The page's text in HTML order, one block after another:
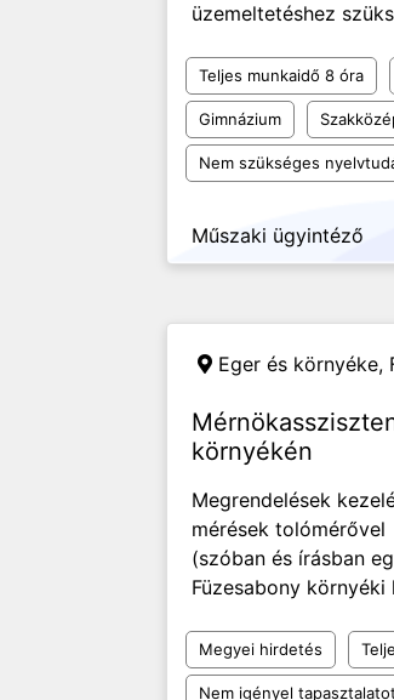
üzemeltetéshez
Teljes munkaidő 8 óra
Gimnázium
Nem szükséges
Műszaki ügyintéző
Eger és környéke,
környékén
Megrendelések
mérések
(szóban és írásban
Füzesabony
Megyei hirdetés
Nem igényel tapasztalatot